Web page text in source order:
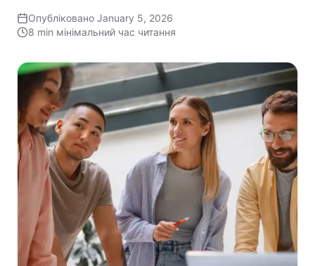
Опубліковано January 5, 2026
8 min мінімальний час читання